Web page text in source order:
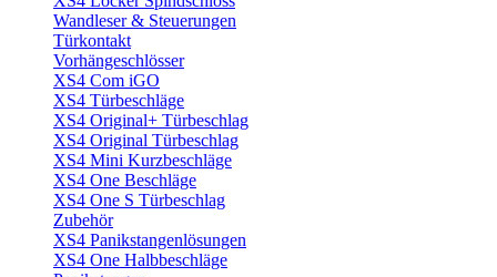
Wandleser & Steuerungen
Türkontakt
Vorhängeschlösser
XS4 Com iGO
XS4 Türbeschläge
XS4 Original+ Türbeschlag
XS4 Original Türbeschlag
XS4 Mini Kurzbeschläge
XS4 One Beschläge
XS4 One S Türbeschlag
Zubehör
XS4 Panikstangenlösungen
XS4 One Halbbeschläge